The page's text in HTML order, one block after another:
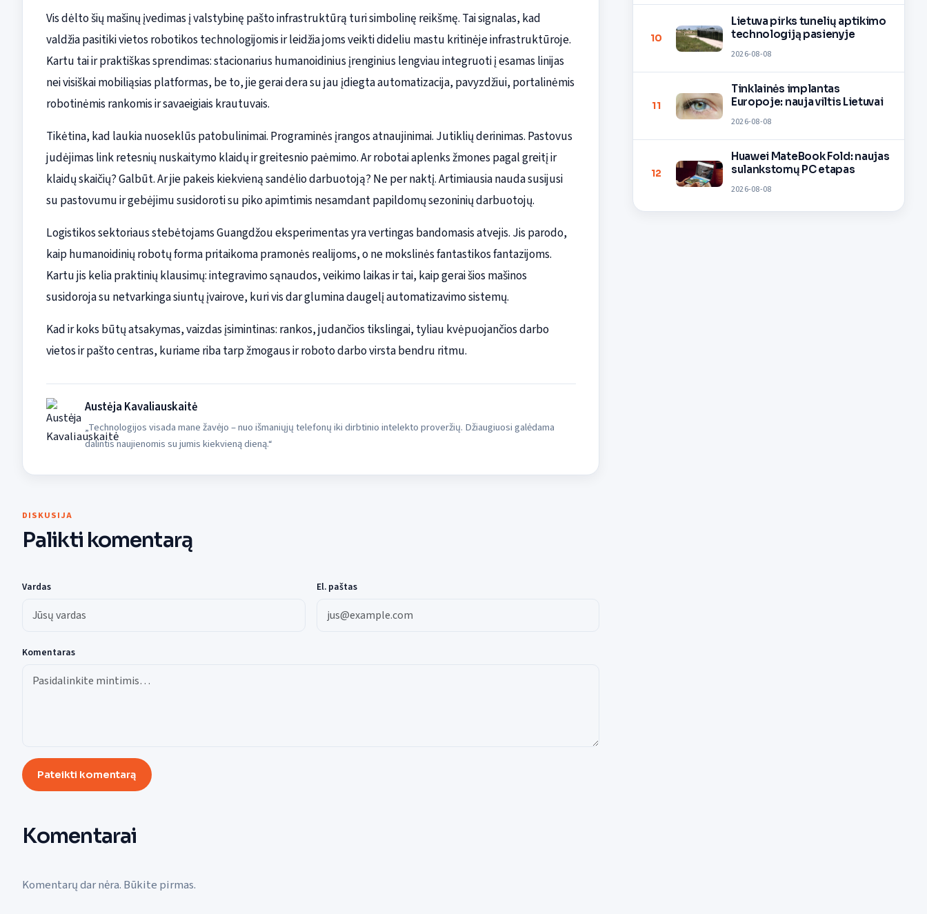
Vis dėlto šių mašinų įvedimas į valstybinę pašto infrastruktūrą turi simbolinę reikšmę. Tai signalas, kad
valdžia pasitiki vietos robotikos technologijomis ir leidžia joms veikti dideliu mastu kritinėje infrastruktūroje.
Kartu tai ir praktiškas sprendimas: stacionarius humanoidinius įrenginius lengviau integruoti į esamas linijas
nei visiškai mobiliąsias platformas, be to, jie gerai dera su jau įdiegta automatizacija, pavyzdžiui, portalinėmis
robotinėmis rankomis ir savaeigiais krautuvais.
Tikėtina, kad laukia nuoseklūs patobulinimai. Programinės įrangos atnaujinimai. Jutiklių derinimas. Pastovus
judėjimas link retesnių nuskaitymo klaidų ir greitesnio paėmimo. Ar robotai aplenks žmones pagal greitį ir
klaidų skaičių? Galbūt. Ar jie pakeis kiekvieną sandėlio darbuotoją? Ne per naktį. Artimiausia nauda susijusi
su pastovumu ir gebėjimu susidoroti su piko apimtimis nesamdant papildomų sezoninių darbuotojų.
Logistikos sektoriaus stebėtojams Guangdžou eksperimentas yra vertingas bandomasis atvejis. Jis parodo,
kaip humanoidinių robotų forma pritaikoma pramonės realijoms, o ne mokslinės fantastikos fantazijoms.
Kartu jis kelia praktinių klausimų: integravimo sąnaudos, veikimo laikas ir tai, kaip gerai šios mašinos
susidoroja su netvarkinga siuntų įvairove, kuri vis dar glumina daugelį automatizavimo sistemų.
Kad ir koks būtų atsakymas, vaizdas įsimintinas: rankos, judančios tikslingai, tyliau kvėpuojančios darbo
vietos ir pašto centras, kuriame riba tarp žmogaus ir roboto darbo virsta bendru ritmu.
Austėja Kavaliauskaitė
„Technologijos visada mane žavėjo – nuo išmaniųjų telefonų iki dirbtinio intelekto proveržių. Džiaugiuosi galėdama
dalintis naujienomis su jumis kiekvieną dieną.“
DISKUSIJA
Palikti komentarą
Vardas El. paštas
Komentaras
Pateikti komentarą
Komentarai
Komentarų dar nėra. Būkite pirmas.
10
Lietuva pirks tunelių aptikimo
technologiją pasienyje
2026-08-08
11
Tinklainės implantas
Europoje: nauja viltis Lietuvai
2026-08-08
12
Huawei MateBook Fold: naujas
sulankstomų PC etapas
2026-08-08